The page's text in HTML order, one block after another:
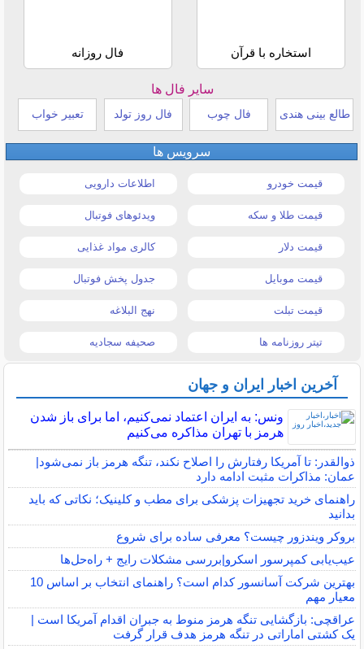
استخاره با قرآن فال روزانه
سایر فال ها
طالع بینی هندی فال چوب فال روز تولد تعبیر خواب
سرویس ها
قیمت خودرو اطلاعات دارویی
قیمت طلا و سکه ویدئوهای فوتبال
قیمت دلار کالری مواد غذایی
قیمت موبایل جدول پخش فوتبال
قیمت تبلت نهج البلاغه
تیتر روزنامه ها صحیفه سجادیه
آخرین اخبار ایران و جهان
ونس: به ایران اعتماد نمی‌کنیم، اما برای باز شدن
هرمز با تهران مذاکره می‌کنیم
ذوالقدر: تا آمریکا رفتارش را اصلاح نکند، تنگه هرمز باز نمی‌شود|
عمان: مذاکرات مثبت ادامه دارد
راهنمای خرید تجهیزات پزشکی برای مطب و کلینیک؛ نکاتی که باید
بدانید
بروکر ویندزور چیست؟ معرفی ساده برای شروع
عیب‌یابی کمپرسور اسکرو|بررسی مشکلات رایج + راه‌حل‌ها
بهترین شرکت آسانسور کدام است؟ راهنمای انتخاب بر اساس 10
معیار مهم
عراقچی: بازگشایی تنگه هرمز منوط به جبران اقدام آمریکا است |
یک کشتی اماراتی در تنگه هرمز هدف قرار گرفت